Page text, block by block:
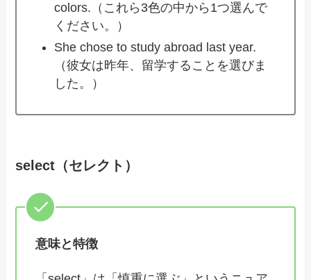
colors.（これら3色の中から1つ選んで
ください。）
She chose to study abroad last year.
（彼女は昨年、留学することを選びま
した。）
select（セレクト）
意味と特徴